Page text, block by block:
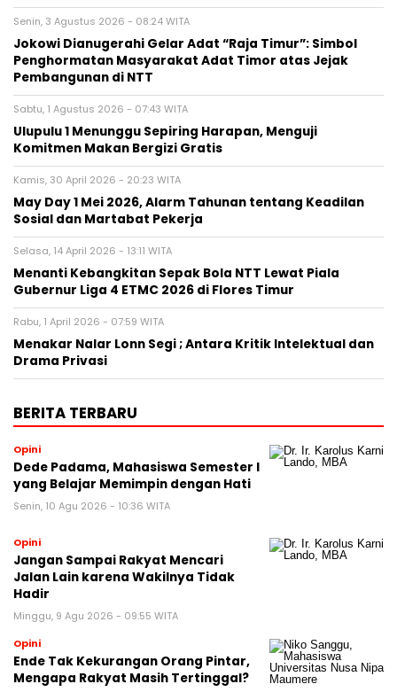
Senin, 3 Agustus 2026 - 08:24 WITA
Jokowi Dianugerahi Gelar Adat “Raja Timur”: Simbol
Penghormatan Masyarakat Adat Timor atas Jejak
Pembangunan di NTT
Sabtu, 1 Agustus 2026 - 07:43 WITA
Ulupulu 1 Menunggu Sepiring Harapan, Menguji
Komitmen Makan Bergizi Gratis
Kamis, 30 April 2026 - 20:23 WITA
May Day 1 Mei 2026, Alarm Tahunan tentang Keadilan
Sosial dan Martabat Pekerja
Selasa, 14 April 2026 - 13:11 WITA
Menanti Kebangkitan Sepak Bola NTT Lewat Piala
Gubernur Liga 4 ETMC 2026 di Flores Timur
Rabu, 1 April 2026 - 07:59 WITA
Menakar Nalar Lonn Segi ; Antara Kritik Intelektual dan
Drama Privasi
BERITA TERBARU
Opini
Dede Padama, Mahasiswa Semester I
yang Belajar Memimpin dengan Hati
Senin, 10 Agu 2026 - 10:36 WITA
Opini
Jangan Sampai Rakyat Mencari
Jalan Lain karena Wakilnya Tidak
Hadir
Minggu, 9 Agu 2026 - 09:55 WITA
Opini
Ende Tak Kekurangan Orang Pintar,
Mengapa Rakyat Masih Tertinggal?